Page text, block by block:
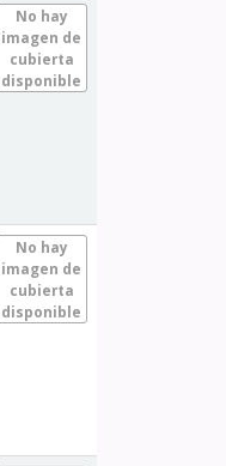
No hay
imagen de
cubierta
disponible
No hay
imagen de
cubierta
disponible